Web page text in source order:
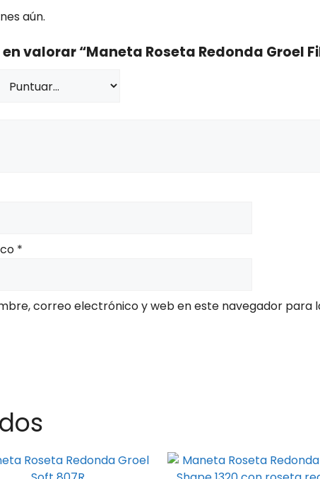
aún.
valorar “Maneta Roseta Redonda Groel
*
correo electrónico y web en este navegador para
Este